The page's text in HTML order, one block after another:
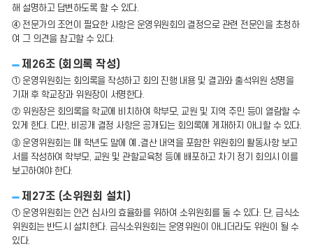
해 설명하고 답변하도록 할 수 있다.
④ 전문가의 조언이 필요한 사항은 운영위원회의 결정으로 관련 전문인을 초청하
여 그 의견을 참고할 수 있다.
제26조 (회의록 작성)
① 운영위원회는 회의록을 작성하고 회의 진행 내용 및 결과와 출석위원 성명을
기재 후 학교장과 위원장이 서명한다.
② 위원장은 회의록을 학교에 비치하여 학부모, 교원 및 지역 주민 등이 열람할 수
있게 한다. 다만, 비공개 결정 사항은 공개되는 회의록에 게재하지 아니할 수 있다.
③ 운영위원회는 매 학년도 말에 예․결산 내역을 포함한 위원회의 활동사항 보고
서를 작성하여 학부모, 교원 및 관할교육청 등에 배포하고 차기 정기 회의시 이를
보고하여야 한다.
제27조 (소위원회 설치)
① 운영위원회는 안건 심사의 효율화를 위하여 소위원회를 둘 수 있다. 단, 급식소
위원회는 반드시 설치한다. 급식소위원회는 운영위원이 아니더라도 위원이 될 수
있다.